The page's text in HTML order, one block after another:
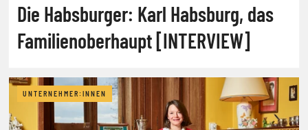
Die Habsburger: Karl Habsburg, das
Familienoberhaupt [INTERVIEW]
UNTERNEHMER:INNEN